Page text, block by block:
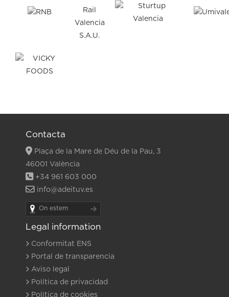
Contacta
Plaça de la Mare de Déu de la Pau, 3
46001 València
+34 961 603 000
info@adeituv.es
On estem
Legal information
Conformitat ENS
Portal de transparencia
Aviso legal
Política de privacidad
Política de cookies